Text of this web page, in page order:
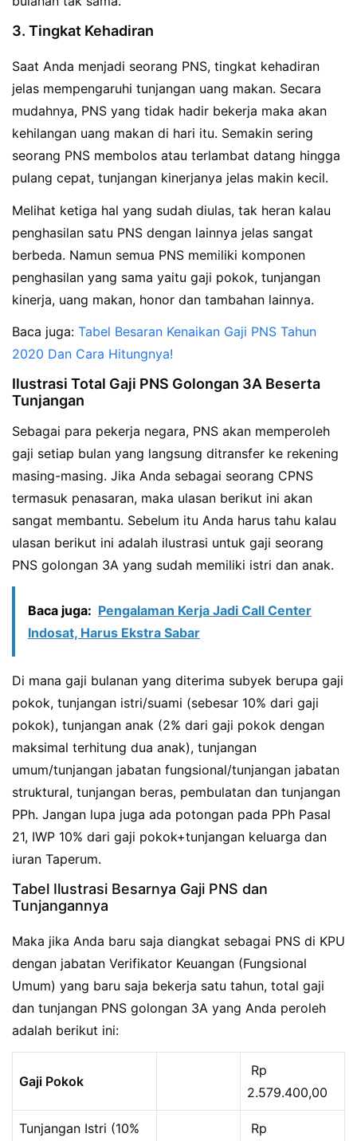
3. Tingkat Kehadiran
Saat Anda menjadi seorang PNS, tingkat kehadiran
jelas mempengaruhi tunjangan uang makan. Secara
mudahnya, PNS yang tidak hadir bekerja maka akan
kehilangan uang makan di hari itu. Semakin sering
seorang PNS membolos atau terlambat datang hingga
pulang cepat, tunjangan kinerjanya jelas makin kecil.
Melihat ketiga hal yang sudah diulas, tak heran kalau
penghasilan satu PNS dengan lainnya jelas sangat
berbeda. Namun semua PNS memiliki komponen
penghasilan yang sama yaitu gaji pokok, tunjangan
kinerja, uang makan, honor dan tambahan lainnya.
Baca juga: Tabel Besaran Kenaikan Gaji PNS Tahun
2020 Dan Cara Hitungnya!
Ilustrasi Total Gaji PNS Golongan 3A Beserta
Tunjangan
Sebagai para pekerja negara, PNS akan memperoleh
gaji setiap bulan yang langsung ditransfer ke rekening
masing-masing. Jika Anda sebagai seorang CPNS
termasuk penasaran, maka ulasan berikut ini akan
sangat membantu. Sebelum itu Anda harus tahu kalau
ulasan berikut ini adalah ilustrasi untuk gaji seorang
PNS golongan 3A yang sudah memiliki istri dan anak.
Baca juga: Pengalaman Kerja Jadi Call Center
Indosat, Harus Ekstra Sabar
Di mana gaji bulanan yang diterima subyek berupa gaji
pokok, tunjangan istri/suami (sebesar 10% dari gaji
pokok), tunjangan anak (2% dari gaji pokok dengan
maksimal terhitung dua anak), tunjangan
umum/tunjangan jabatan fungsional/tunjangan jabatan
struktural, tunjangan beras, pembulatan dan tunjangan
PPh. Jangan lupa juga ada potongan pada PPh Pasal
21, IWP 10% dari gaji pokok+tunjangan keluarga dan
iuran Taperum.
Tabel Ilustrasi Besarnya Gaji PNS dan
Tunjangannya
Maka jika Anda baru saja diangkat sebagai PNS di KPU
dengan jabatan Verifikator Keuangan (Fungsional
Umum) yang baru saja bekerja satu tahun, total gaji
dan tunjangan PNS golongan 3A yang Anda peroleh
adalah berikut ini:
Gaji Pokok
Rp
2.579.400,00
Tunjangan Istri (10%
Rp